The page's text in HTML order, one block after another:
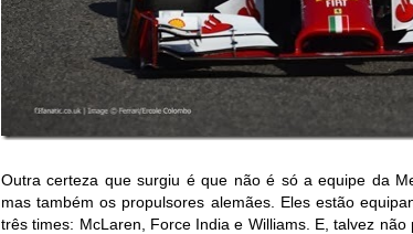
Outra certeza que surgiu é que não é só a equipe da
mas também os propulsores alemães. Eles estão
três times: McLaren, Force India e Williams. E, talvez